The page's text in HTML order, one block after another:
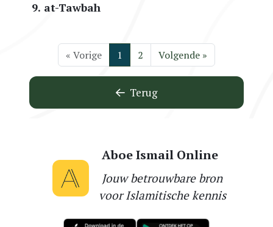
9. at-Tawbah
« Vorige 1 2 Volgende »
Terug
Aboe Ismail Online
Jouw betrouwbare bron
voor Islamitische kennis